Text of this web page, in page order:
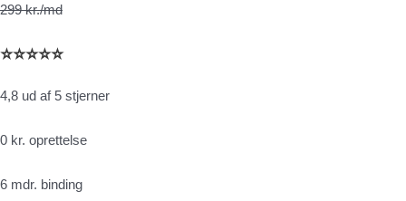
299 kr./md
⭐⭐⭐⭐⭐
4,8 ud af 5 stjerner
0 kr. oprettelse
6 mdr. binding